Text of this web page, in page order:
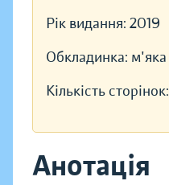
Рік видання: 2019
Обкладинка: м'яка
Кількість сторінок:
Анотація